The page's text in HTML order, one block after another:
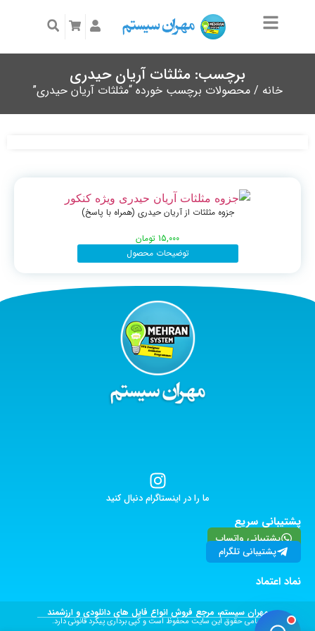
برچسب: مثلثات آریان حیدری
خانه / محصولات برچسب خورده “مثلثات آریان حیدری”
جزوه مثلثات از آریان حیدری (همراه با پاسخ)
15,000 تومان
توضیحات محصول
ما را در اینستاگرام دنبال کنید
پشتیبانی سریع
پشتیبانی واتساپ
پشتیبانی تلگرام
نماد اعتماد
مهران سیستم، مرجع فروش انواع فایل های دانلودی و ارزشمند
تمامی حقوق این سایت محفوظ است و کپی برداری پیگرد قانونی دارد.